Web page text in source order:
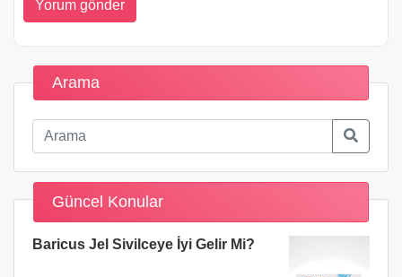
Arama
Güncel Konular
Baricus Jel Sivilceye İyi Gelir Mi?